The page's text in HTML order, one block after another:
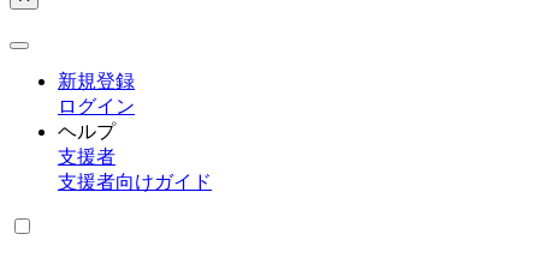
新規登録
ログイン
ヘルプ
支援者
支援者向けガイド